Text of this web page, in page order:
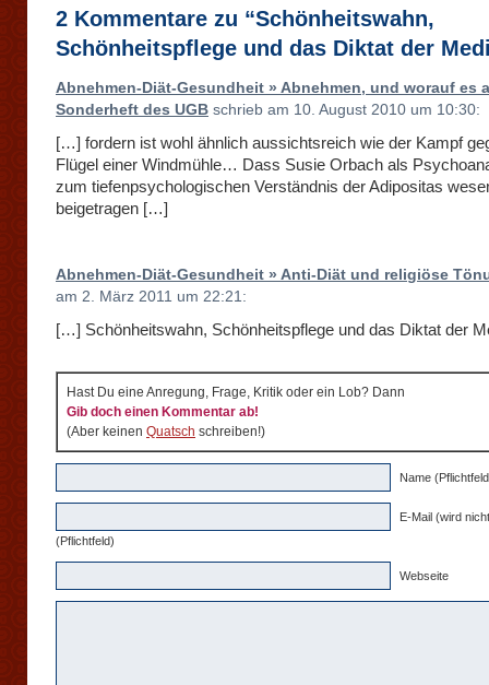
2 Kommentare zu “Schönheitswahn,
Schönheitspflege und das Diktat der
Abnehmen-Diät-Gesundheit » Abnehmen, und worauf es
Sonderheft des UGB schrieb am 10. August 2010 um 10:30:
[…] fordern ist wohl ähnlich aussichtsreich wie der Kampf
Flügel einer Windmühle… Dass Susie Orbach als
zum tiefenpsychologischen Verständnis der Adipositas
beigetragen […]
Abnehmen-Diät-Gesundheit » Anti-Diät und religiöse
am 2. März 2011 um 22:21:
[…] Schönheitswahn, Schönheitspflege und das Diktat der
Hast Du eine Anregung, Frage, Kritik oder ein Lob? Dann
Gib doch einen Kommentar ab!
(Aber keinen Quatsch schreiben!)
Name
E-Mail (wird
(Pflichtfeld)
Webseite